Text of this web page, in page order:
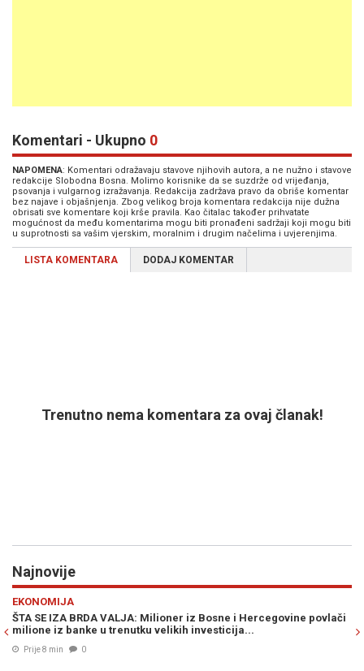
Komentari - Ukupno 0
NAPOMENA: Komentari odražavaju stavove njihovih autora, a ne nužno i stavove
redakcije Slobodna Bosna. Molimo korisnike da se suzdrže od vrijeđanja,
psovanja i vulgarnog izražavanja. Redakcija zadržava pravo da obriše komentar
bez najave i objašnjenja. Zbog velikog broja komentara redakcija nije dužna
obrisati sve komentare koji krše pravila. Kao čitalac također prihvatate
mogućnost da među komentarima mogu biti pronađeni sadržaji koji mogu biti
u suprotnosti sa vašim vjerskim, moralnim i drugim načelima i uvjerenjima.
LISTA KOMENTARA DODAJ KOMENTAR
Trenutno nema komentara za ovaj članak!
Najnovije
iz Bosne i Hercegovine povlači
investicija...
TOTALNI ZAOKRET: Uskoro bi se u
putničkim avionima, karte još